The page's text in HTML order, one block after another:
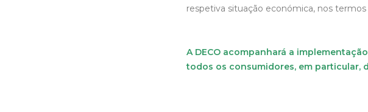
respetiva situação económica, nos
A DECO acompanhará a
todos os consumidores, em particular,